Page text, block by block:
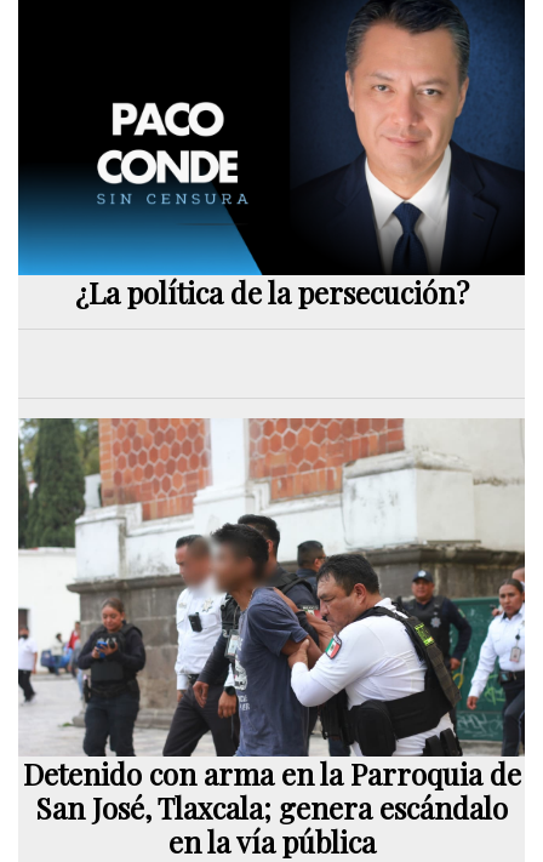
¿La política de la persecución?
Detenido con arma en la Parroquia de
San José, Tlaxcala; genera escándalo
en la vía pública